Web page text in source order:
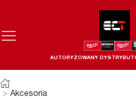
AUTORYZOWANY
Akcesoria